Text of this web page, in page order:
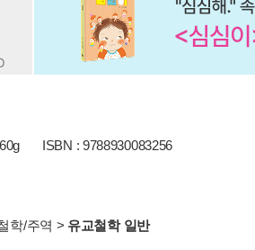
ISBN : 9788930083256
학/주역 > 유교철학 일반